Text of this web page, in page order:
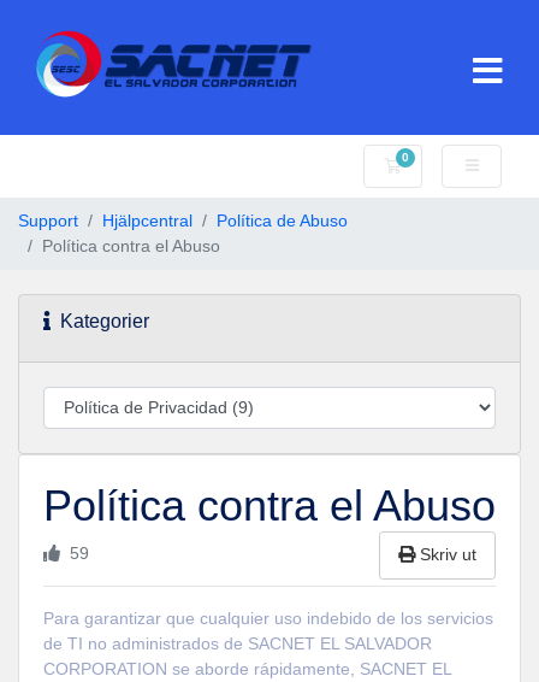
0
Kundvagn
Support Hjälpcentral
Política de Abuso
Política contra el Abuso
Kategorier
Política contra el Abuso
Skriv ut
59
Para garantizar que cualquier uso indebido de los servicios
de TI no administrados de SACNET EL SALVADOR
CORPORATION se aborde rápidamente, SACNET EL